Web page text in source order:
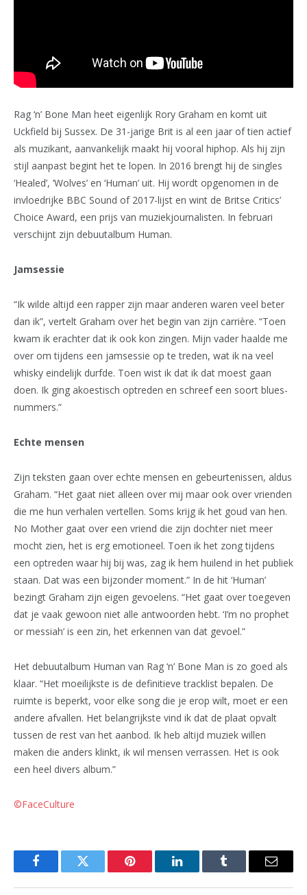
Rag ‘n’ Bone Man heet eigenlijk Rory Graham en komt uit
Uckfield bij Sussex. De 31-jarige Brit is al een jaar of tien actief
als muzikant, aanvankelijk maakt hij vooral hiphop. Als hij zijn
stijl aanpast begint het te lopen. In 2016 brengt hij de singles
‘Healed’, ‘Wolves’ en ‘Human’ uit. Hij wordt opgenomen in de
invloedrijke BBC Sound of 2017-lijst en wint de Britse Critics’
Choice Award, een prijs van muziekjournalisten. In februari
verschijnt zijn debuutalbum Human.
Jamsessie
“Ik wilde altijd een rapper zijn maar anderen waren veel beter
dan ik”, vertelt Graham over het begin van zijn carrière. “Toen
kwam ik erachter dat ik ook kon zingen. Mijn vader haalde me
over om tijdens een jamsessie op te treden, wat ik na veel
whisky eindelijk durfde. Toen wist ik dat ik dat moest gaan
doen. Ik ging akoestisch optreden en schreef een soort blues-
nummers.”
Echte mensen
Zijn teksten gaan over echte mensen en gebeurtenissen, aldus
Graham. “Het gaat niet alleen over mij maar ook over vrienden
die me hun verhalen vertellen. Soms krijg ik het goud van hen.
No Mother gaat over een vriend die zijn dochter niet meer
mocht zien, het is erg emotioneel. Toen ik het zong tijdens
een optreden waar hij bij was, zag ik hem huilend in het publiek
staan. Dat was een bijzonder moment.” In de hit ‘Human’
bezingt Graham zijn eigen gevoelens. “Het gaat over toegeven
dat je vaak gewoon niet alle antwoorden hebt. ‘I’m no prophet
or messiah’ is een zin, het erkennen van dat gevoel.”
Het debuutalbum Human van Rag ‘n’ Bone Man is zo goed als
klaar. “Het moeilijkste is de definitieve tracklist bepalen. De
ruimte is beperkt, voor elke song die je erop wilt, moet er een
andere afvallen. Het belangrijkste vind ik dat de plaat opvalt
tussen de rest van het aanbod. Ik heb altijd muziek willen
maken die anders klinkt, ik wil mensen verrassen. Het is ook
een heel divers album.”
©FaceCulture
FacebookTwitter Pinterest LinkedInTumblr Email